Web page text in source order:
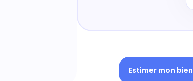
Estimer mon bien